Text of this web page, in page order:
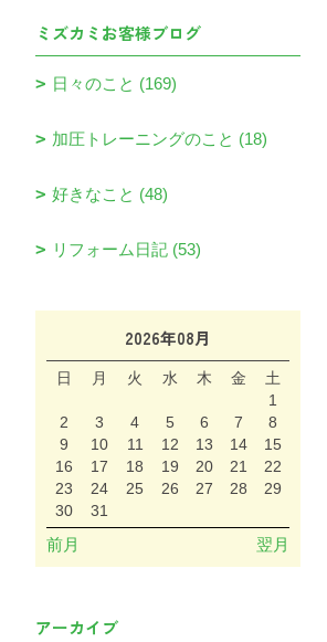
ミズカミお客様ブログ
日々のこと (169)
加圧トレーニングのこと (18)
好きなこと (48)
リフォーム日記 (53)
2026年08月
日 月 火 水 木 金
土
1
2
3 4 5 6 7
8
9
10 11 12 13 14
15
16
17 18 19 20 21
22
23
24 25 26 27 28
29
30
31
前月 翌月
アーカイブ